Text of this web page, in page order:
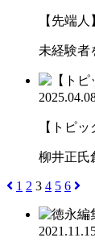
【先端
未経験者
【トピ
柳井正氏
1 2 3 4 5 6